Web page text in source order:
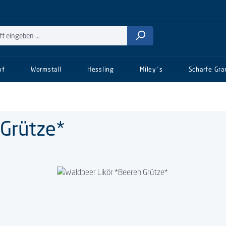
Wormstall Hessling Miley´s Scharfe